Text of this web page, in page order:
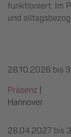
funktioniert. Im
und
28.10.2026 bis
Präsenz
Hannover
28.04.2027 bis